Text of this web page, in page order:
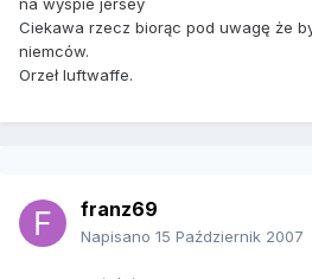
Ciekawa rzecz biorąc pod uwagę że
niemców.
Orzeł luftwaffe.
franz69
Napisano 15 Październik 2007